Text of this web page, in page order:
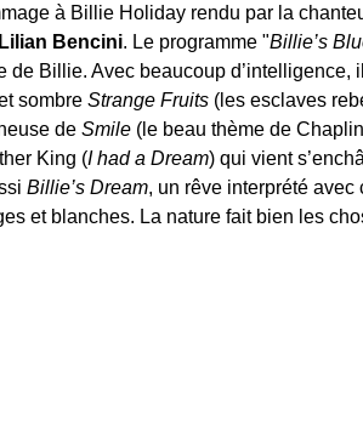
à Billie Holiday rendu par la
Lilian Bencini. Le programme "Billie’s
de Billie. Avec beaucoup d’intelligence,
sombreStrange Fruits (les esclaves
deSmile (le beau thème de
King (I had a Dream) qui vient
Billie’s Dream, un rêve interprété
et blanches. La nature fait bien les